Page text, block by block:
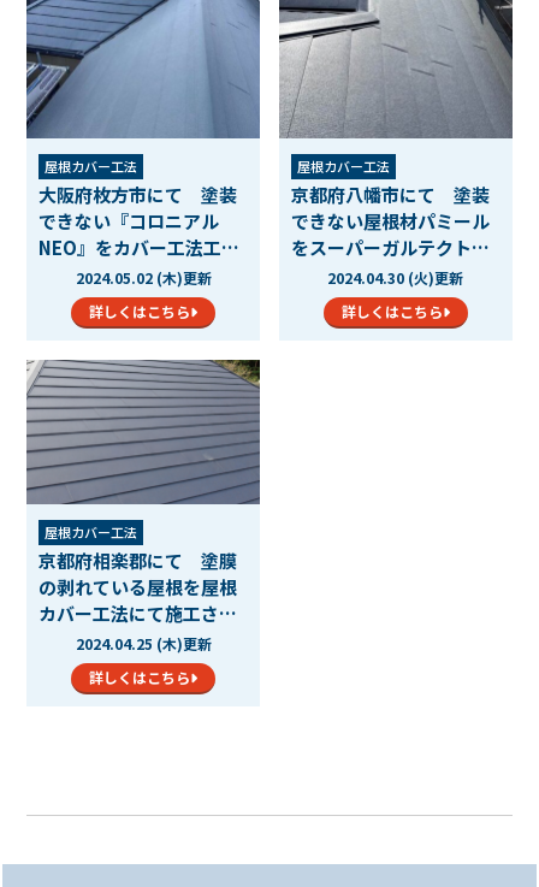
屋根カバー工法
大阪府枚方市にて 塗装
できない『コロニアル
NEO』をカバー工法工事
にて施…
2024.05.02 (木)更新
詳しくはこちら
屋根カバー工法
京都府八幡市にて 塗装
できない屋根材パミール
をスーパーガルテクトカ
2024.04.30 (火)更新
詳しくはこちら
屋根カバー工法
京都府相楽郡にて 塗膜
の剥れている屋根を屋根
カバー工法にて施工させ
2024.04.25 (木)更新
詳しくはこちら